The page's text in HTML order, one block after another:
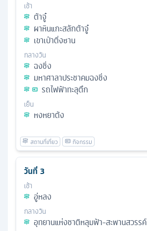
เช้า
ต้าจู๋
ผาหินแกะสลักต้าจู๋
เขาเป่าติ่งซาน
กลางวัน
ฉงชิ่ง
มหาศาลาประชาคมฉงชิ่ง
รถไฟฟ้าทะลุตึก
เย็น
หงหยาต้ง
วันที่ 3
เช้า
อู่หลง
กลางวัน
อุทยานแห่งชาติหลุมฟ้า-สะพานสวรรค์